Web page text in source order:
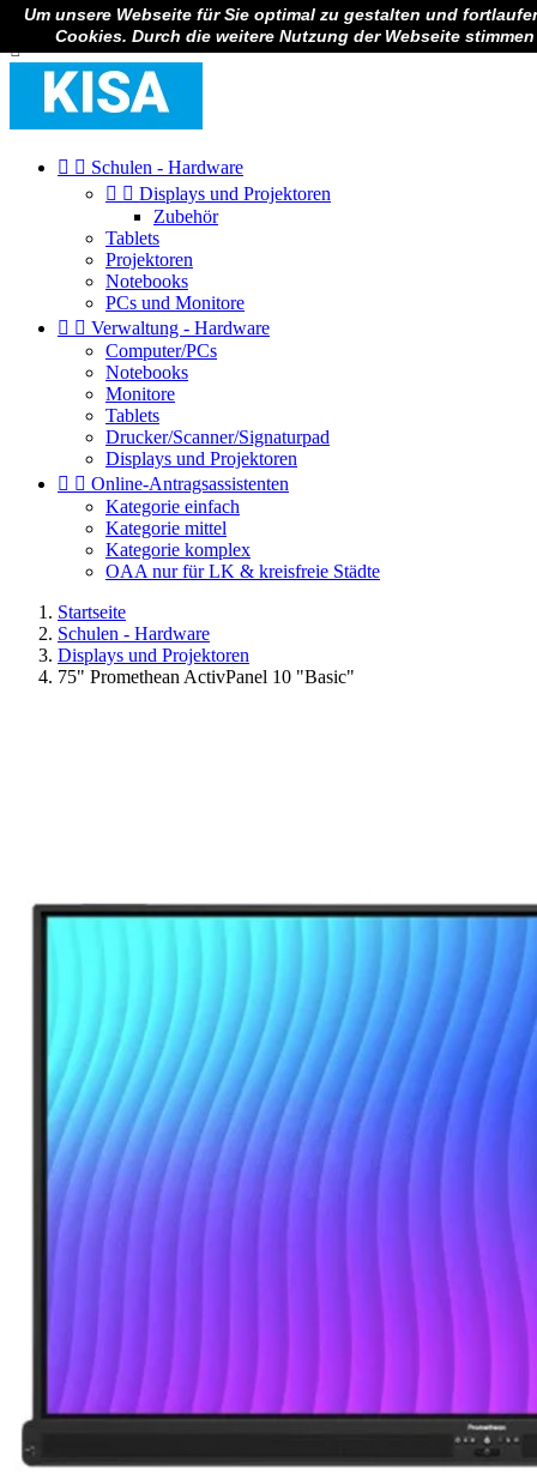
Um unsere Webseite für Sie optimal zu gestalten und
Cookies. Durch die weitere Nutzung der Webseite
Anmelden

  Schulen - Hardware
  Displays und Projektoren
Zubehör
Tablets
Projektoren
Notebooks
PCs und Monitore
  Verwaltung - Hardware
Computer/PCs
Notebooks
Monitore
Tablets
Drucker/Scanner/Signaturpad
Displays und Projektoren
  Online-Antragsassistenten
Kategorie einfach
Kategorie mittel
Kategorie komplex
OAA nur für LK & kreisfreie Städte
Startseite
Schulen - Hardware
Displays und Projektoren
75" Promethean ActivPanel 10 "Basic"